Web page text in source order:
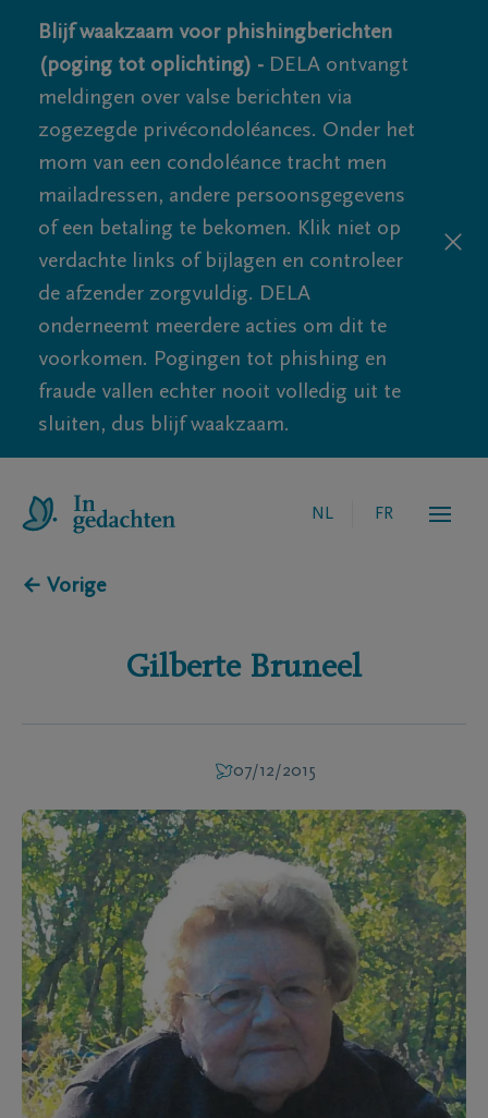
Blijf waakzaam voor phishingberichten
(poging tot oplichting) - DELA ontvangt
meldingen over valse berichten via
zogezegde privécondoléances. Onder het
mom van een condoléance tracht men
mailadressen, andere persoonsgegevens
of een betaling te bekomen. Klik niet op
verdachte links of bijlagen en controleer
de afzender zorgvuldig. DELA
onderneemt meerdere acties om dit te
voorkomen. Pogingen tot phishing en
fraude vallen echter nooit volledig uit te
sluiten, dus blijf waakzaam.
NL FR
← Vorige
Gilberte Bruneel
07/12/2015